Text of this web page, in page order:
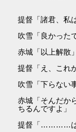
提督「諸君、私
吹雪「良かった
赤城「以上解散」
提督「え、これ
吹雪「下らない
赤城「そんだか
ちるんですよ」
提督「…………は